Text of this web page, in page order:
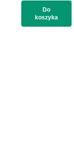
Do
koszyka